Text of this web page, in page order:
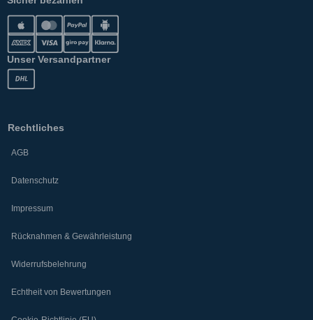
Unser Versandpartner
Rechtliches
AGB
Datenschutz
Impressum
Rücknahmen & Gewährleistung
Widerrufsbelehrung
Echtheit von Bewertungen